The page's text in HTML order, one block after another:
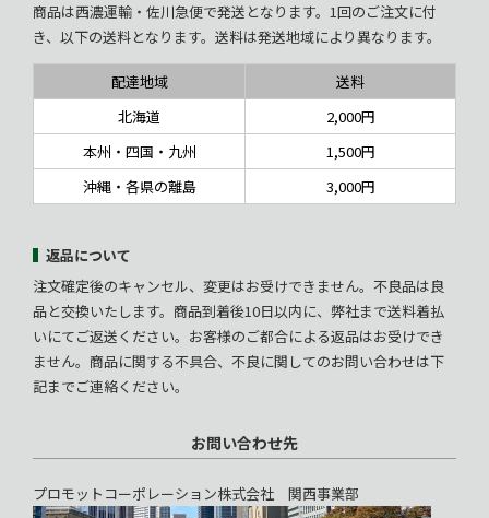
商品は西濃運輸・佐川急便で発送となります。1回のご注文に付
き、以下の送料となります。送料は発送地域により異なります。
配達地域
送料
北海道
2,000円
本州・四国・九州
1,500円
沖縄・各県の離島
3,000円
返品について
注文確定後のキャンセル、変更はお受けできません。不良品は良
品と交換いたします。商品到着後10日以内に、弊社まで送料着払
いにてご返送ください。お客様のご都合による返品はお受けでき
ません。商品に関する不具合、不良に関してのお問い合わせは下
記までご連絡ください。
お問い合わせ先
プロモットコーポレーション株式会社 関西事業部